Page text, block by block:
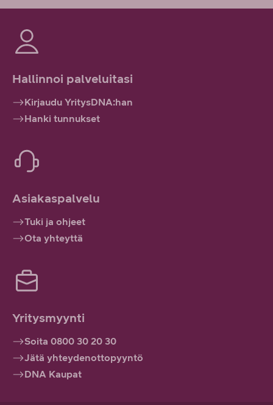
Hallinnoi palveluitasi
Kirjaudu YritysDNA:han
Hanki tunnukset
Asiakaspalvelu
Tuki ja ohjeet
Ota yhteyttä
Yritysmyynti
Soita 0800 30 20 30
Jätä yhteydenottopyyntö
DNA Kaupat